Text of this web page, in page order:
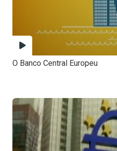
O Banco Central Europeu